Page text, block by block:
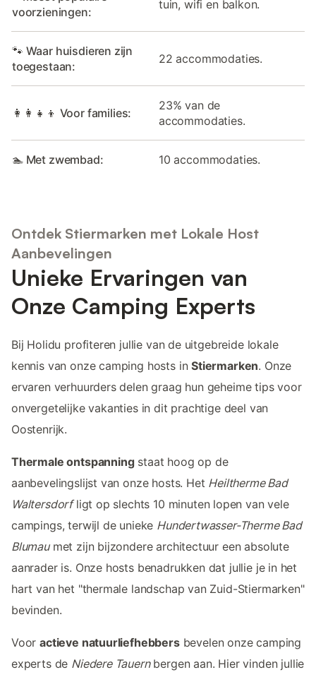
voorzieningen:
tuin, wifi en balkon.
🐾 Waar huisdieren zijn
toegestaan:
22 accommodaties.
👩‍👩‍👧‍👦 Voor families:
23% van de
accommodaties.
🏊 Met zwembad: 10 accommodaties.
Ontdek Stiermarken met Lokale Host
Aanbevelingen
Unieke Ervaringen van
Onze Camping Experts
Bij Holidu profiteren jullie van de uitgebreide lokale
kennis van onze camping hosts inStiermarken. Onze
ervaren verhuurders delen graag hun geheime tips voor
onvergetelijke vakanties in dit prachtige deel van
Oostenrijk.
Thermale ontspanningstaat hoog op de
aanbevelingslijst van onze hosts. Het Heiltherme Bad
Waltersdorfligt op slechts 10 minuten lopen van vele
campings, terwijl de unieke Hundertwasser-Therme Bad
Blumaumet zijn bijzondere architectuur een absolute
aanrader is. Onze hosts benadrukken dat jullie je in het
hart van het "thermale landschap van Zuid-Stiermarken"
bevinden.
Vooractieve natuurliefhebbersbevelen onze camping
experts de Niedere Tauernbergen aan. Hier vinden jullie